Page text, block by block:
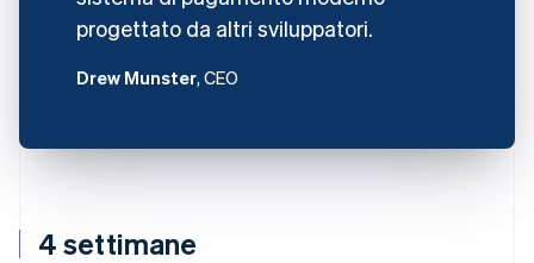
4 settimane
progettato da altri sviluppatori.
Drew Munster, CEO